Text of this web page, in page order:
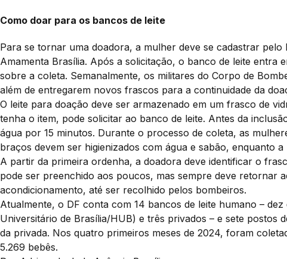
Como doar para os bancos de leite
Para se tornar uma doadora, a mulher deve se cadastrar
Amamenta Brasília. Após a solicitação, o banco de leite entra
sobre a coleta. Semanalmente, os militares do Corpo de
além de entregarem novos frascos para a continuidade da
O leite para doação deve ser armazenado em um frasco de
tenha o item, pode solicitar ao banco de leite. Antes da
água por 15 minutos. Durante o processo de coleta, as
braços devem ser higienizados com água e sabão, enquanto
A partir da primeira ordenha, a doadora deve identificar o
pode ser preenchido aos poucos, mas sempre deve retornar
acondicionamento, até ser recolhido pelos bombeiros.
Atualmente, o DF conta com 14 bancos de leite humano –
Universitário de Brasília/HUB) e três privados – e sete postos
da privada. Nos quatro primeiros meses de 2024, foram
5.269 bebês.